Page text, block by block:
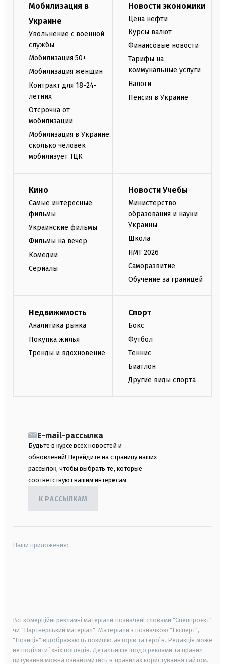
Мобилизация в
Украине
Увольнение с военной
службы
Мобилизация 50+
Мобилизация женщин
Контракт для 18-24-
летних
Отсрочка от
мобилизации
Мобилизация в Украине:
сколько человек
мобилизует ТЦК
Новости экономики
Цена нефти
Курсы валют
Финансовые новости
Тарифы на
коммунальные услуги
Налоги
Пенсия в Украине
Кино
Самые интересные
фильмы
Украинские фильмы
Фильмы на вечер
Комедии
Сериалы
Новости Учебы
Министерство
образования и науки
Украины
Школа
НМТ 2026
Саморазвитие
Обучение за границей
Недвижимость
Аналитика рынка
Покупка жилья
Тренды и вдохновение
Спорт
Бокс
Футбол
Теннис
Биатлон
Другие виды спорта
E-mail-рассылка
Будьте в курсе всех новостей и
обновлений! Перейдите на страницу наших
рассылок, чтобы выбрать те, которые
соответствуют вашим интересам.
К РАССЫЛКАМ
Наши приложения:
Всі комерційні рекламні матеріали позначені словами "Спецпроєкт"
чи "Партнерський матеріал". Матеріали з позначкою "Експерт",
"Позиція" відображають позицію авторів та героїв. Редакція може
не поділяти їхніх поглядів. Детальніше щодо реклами та правил
цитування можна ознайомитись в правилах користування сайтом.